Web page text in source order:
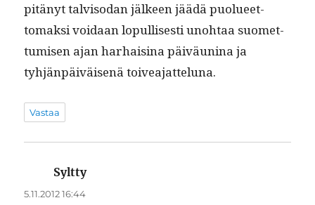
pitänyt talvi­so­dan jäl­keen jäädä puolueet­
tomak­si voidaan lop­ullis­es­ti uno­htaa suomet­
tumisen ajan harhaisi­na päiväun­i­na ja
tyhjän­päiväisenä toiveajatteluna.
Vastaa
Sylttysanoo:
5.11.2012 16:44